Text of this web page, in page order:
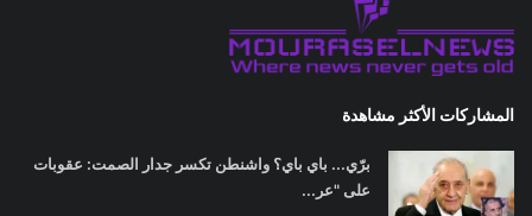
المشاركات الأكثر مشاهدة
برّي... باي باي؟ واشنطن تكسر جدار الصمت: عقوبات
على "عر...